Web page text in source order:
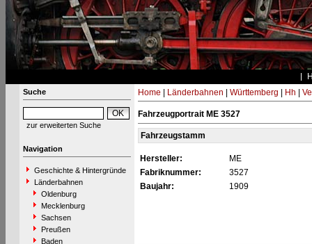
Suche
zur erweiterten Suche
Navigation
Geschichte & Hintergründe
Länderbahnen
Oldenburg
Mecklenburg
Sachsen
Preußen
Baden
Home Länderbahnen Württemberg Hh
Fahrzeugportrait ME 3527
Fahrzeugstamm
Hersteller:
ME
Fabriknummer:
3527
Baujahr:
1909